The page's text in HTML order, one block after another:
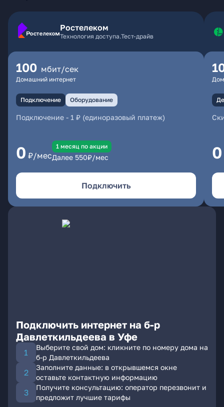
Ростелеком
Технология доступа.Тест-драйв
100 мбит/сек
Домашний интернет
Подключение Оборудование
Подключение - 1 ₽ (единоразовый платеж)
0 ₽/мес
1 месяц по акции
Далее 550₽/мес
Подключить
0
Подключить интернет на б-р
Давлеткильдеева в Уфе
Выберите свой дом: кликните по номеру дома на
б-р Давлеткильдеева
Заполните данные: в открывшемся окне
оставьте контактную информацию
Получите консультацию: оператор перезвонит и
предложит лучшие тарифы